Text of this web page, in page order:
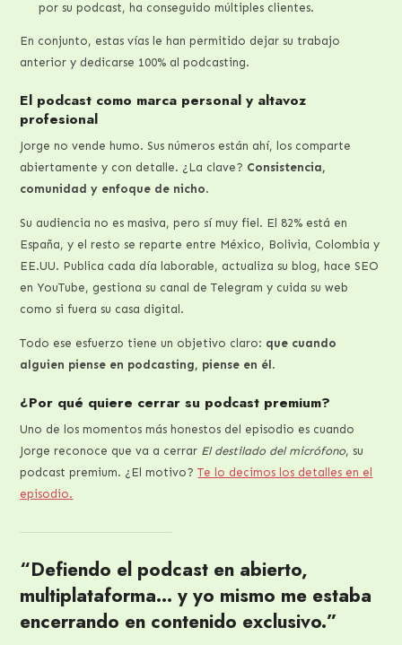
por su podcast, ha conseguido múltiples clientes.
En conjunto, estas vías le han permitido dejar su trabajo
anterior y dedicarse 100% al podcasting.
El podcast como marca personal y altavoz
profesional
Jorge no vende humo. Sus números están ahí, los comparte
abiertamente y con detalle. ¿La clave? Consistencia,
comunidad y enfoque de nicho.
Su audiencia no es masiva, pero sí muy fiel. El 82% está en
España, y el resto se reparte entre México, Bolivia, Colombia y
EE.UU. Publica cada día laborable, actualiza su blog, hace SEO
en YouTube, gestiona su canal de Telegram y cuida su web
como si fuera su casa digital.
Todo ese esfuerzo tiene un objetivo claro: que cuando
alguien piense en podcasting, piense en él .
¿Por qué quiere cerrar su podcast premium?
Uno de los momentos más honestos del episodio es cuando
Jorge reconoce que va a cerrar El destilado del micrófono, su
podcast premium. ¿El motivo?Te lo decimos los detalles en el
episodio.
“Defiendo el podcast en abierto,
multiplataforma… y yo mismo me estaba
encerrando en contenido exclusivo.”